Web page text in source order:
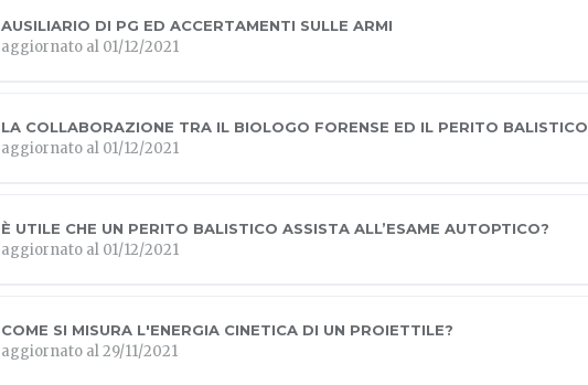
AUSILIARIO DI PG ED ACCERTAMENTI SULLE ARMI
aggiornato al 01/12/2021
LA COLLABORAZIONE TRA IL BIOLOGO FORENSE ED IL PERITO BALISTICO
aggiornato al 01/12/2021
È UTILE CHE UN PERITO BALISTICO ASSISTA ALL’ESAME AUTOPTICO?
aggiornato al 01/12/2021
COME SI MISURA L'ENERGIA CINETICA DI UN PROIETTILE?
aggiornato al 29/11/2021